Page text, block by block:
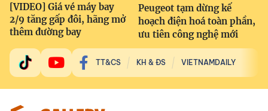
[VIDEO] Giá vé máy bay
2/9 tăng gấp đôi, hãng mở
thêm đường bay
Peugeot tạm dừng kế
hoạch điện hoá toàn phần,
ưu tiên công nghệ mới
TT&CS KH & ĐS VIETNAMDAILY